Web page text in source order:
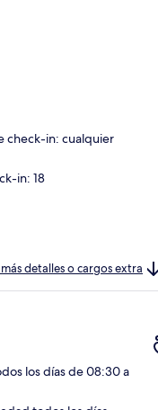
check-in: cualquier
in: 18
detalles o cargos extra
los días de 08:30 a